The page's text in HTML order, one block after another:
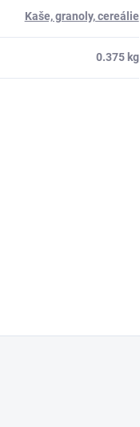
Kaše, granoly, cereálie
0.375 kg